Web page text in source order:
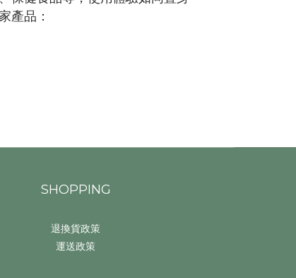
產品：
SHOPPING
退換貨政策
運送政策